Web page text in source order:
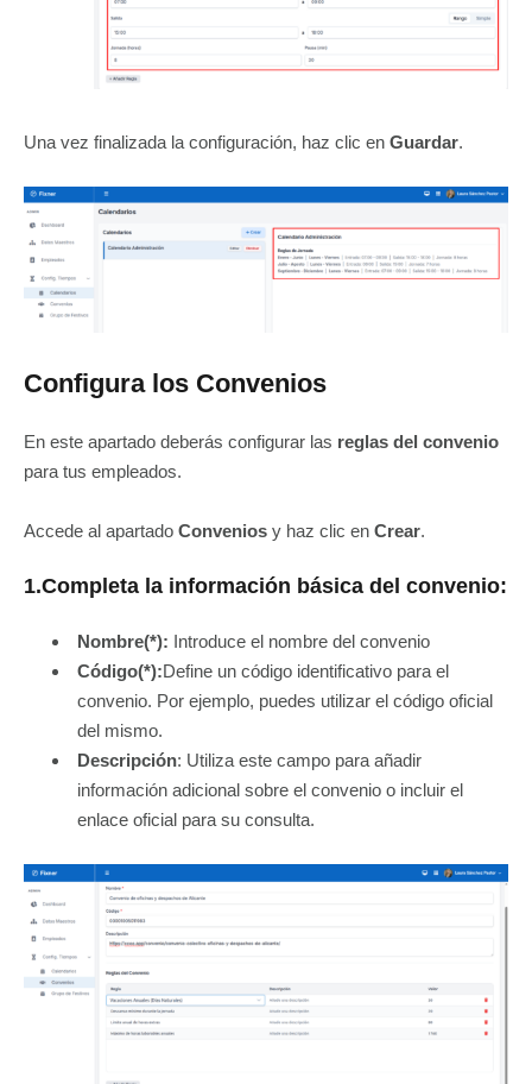
Una vez finalizada la configuración, haz clic en Guardar.
Configura los Convenios
En este apartado deberás configurar las reglas del convenio
para tus empleados.
Accede al apartado Convenios y haz clic en Crear.
1.Completa la información básica del convenio:
Nombre(*): Introduce el nombre del convenio
Código(*):Define un código identificativo para el
convenio. Por ejemplo, puedes utilizar el código oficial
del mismo.
Descripción: Utiliza este campo para añadir
información adicional sobre el convenio o incluir el
enlace oficial para su consulta.